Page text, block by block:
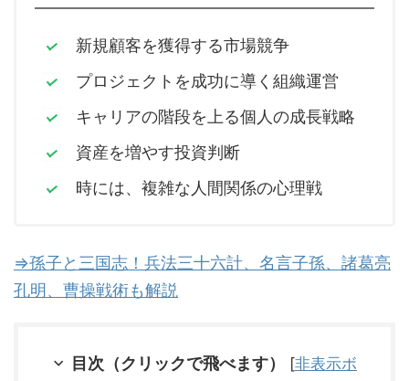
新規顧客を獲得する市場競争
プロジェクトを成功に導く組織運営
キャリアの階段を上る個人の成長戦略
資産を増やす投資判断
時には、複雑な人間関係の心理戦
⇒孫子と三国志！兵法三十六計、名言子孫、諸葛亮
孔明、曹操戦術も解説
目次（クリックで飛べます） [非表示ボ